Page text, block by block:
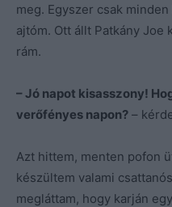
meg. Egyszer csak
ajtóm. Ott állt Patkány Joe
rám.
– Jó napot kisasszony!
verőfényes napon? –
Azt hittem, menten pofon
készültem valami
megláttam, hogy karján